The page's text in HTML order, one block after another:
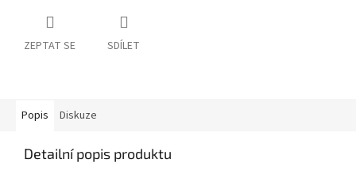
ZEPTAT SE SDÍLET
Popis Diskuze
Detailní popis produktu